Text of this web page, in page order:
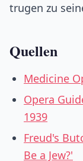
trugen zu
Quellen
Medicine
Opera
1939
Freud's
Be a Jew?'